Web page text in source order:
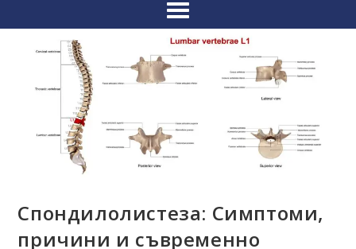
Спондилолистеза: Симптоми,
причини и съвременно